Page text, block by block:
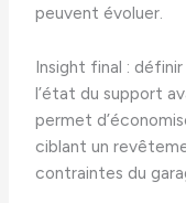
peuvent évoluer.
Insight final :
l’état du support
permet
ciblant un
contraintes du